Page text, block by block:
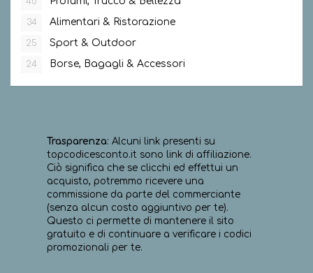
34 Alimentari & Ristorazione
25 Sport & Outdoor
24 Borse, Bagagli & Accessori
Trasparenza: Alcuni link presenti su
topcodicesconto.it sono link di affiliazione.
Ciò significa che se clicchi ed effettui un
acquisto, potremmo ricevere una
commissione da parte del commerciante
(senza alcun costo aggiuntivo per te).
Questo ci permette di mantenere il sito
gratuito e di continuare a verificare i codici
promozionali per te.